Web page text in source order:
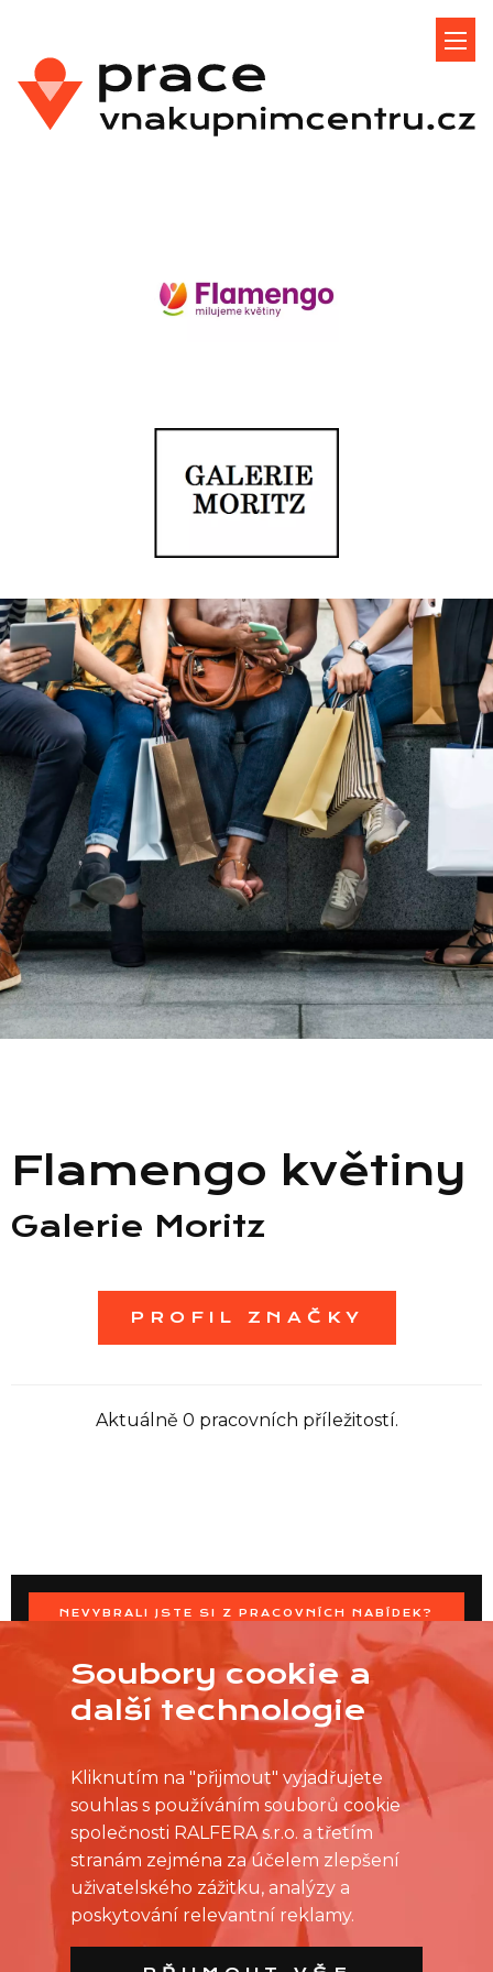
Seznam prodejen
Informace
Flamengo květiny
Galerie Moritz
PROFIL ZNAČKY
Aktuálně 0 pracovních příležitostí.
NEVYBRALI JSTE SI Z PRACOVNÍCH NABÍDEK?
OSLOVTE PRODEJNU PŘÍMO S VAŠIMI ČASOVÝMI
MOŽNOSTMI
Soubory cookie a
další technologie
Kliknutím na "přijmout" vyjadřujete
souhlas s používáním souborů cookie
společnosti RALFERA s.r.o. a třetím
stranám zejména za účelem zlepšení
uživatelského zážitku, analýzy a
poskytování relevantní reklamy.